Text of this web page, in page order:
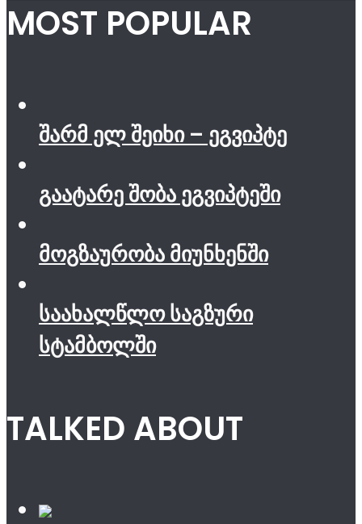
MOST POPULAR
შარმ ელ შეიხი – ეგვიპტე
გაატარე შობა ეგვიპტეში
მოგზაურობა მიუნხენში
საახალწლო საგზური
სტამბოლში
TALKED ABOUT